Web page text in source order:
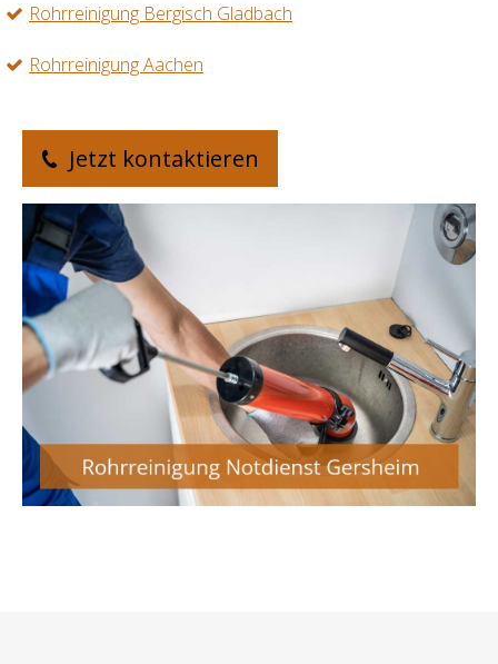
Rohrreinigung Bergisch Gladbach
Rohrreinigung Aachen
Jetzt kontaktieren